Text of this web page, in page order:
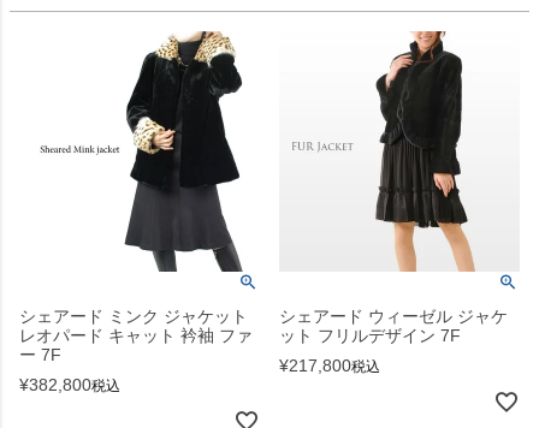
シェアード ミンク ジャケット
レオパード キャット 衿袖 ファ
ー 7F
¥382,800税込
シェアード ウィーゼル ジャケ
ット フリルデザイン 7F
¥217,800税込